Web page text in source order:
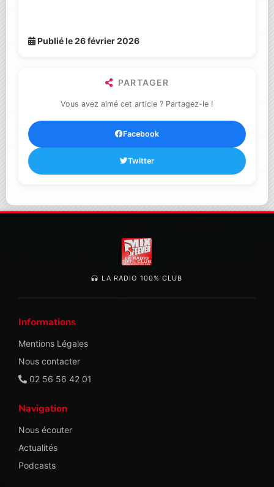
Publié le 26 février 2026
PARTAGER
Vous avez aimé cet article ? Partagez-le !
Facebook
Twitter
LA RADIO 100% CLUB
Informations
Mentions Légales
Nous contacter
02 56 56 42 01
Navigation
Nous écouter
Actualités
Podcasts